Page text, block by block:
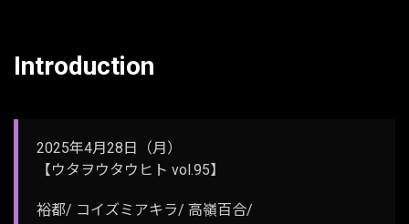
Introduction
2025年4月28日（月）
【ウタヲウタウヒト vol.95】
裕都/ コイズミアキラ/ 高嶺百合/